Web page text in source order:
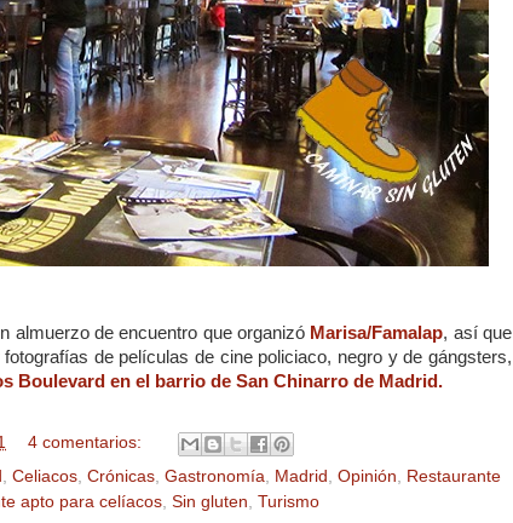
almuerzo de encuentro que organizó Marisa/Famalap, así que
de películas de cine policiaco, negro y de gángsters,
Boulevard en el barrio de San Chinarro de Madrid.
4 comentarios:
Celiacos Crónicas Gastronomía Madrid Opinión
Restaurante
apto para celíacos Sin gluten Turismo